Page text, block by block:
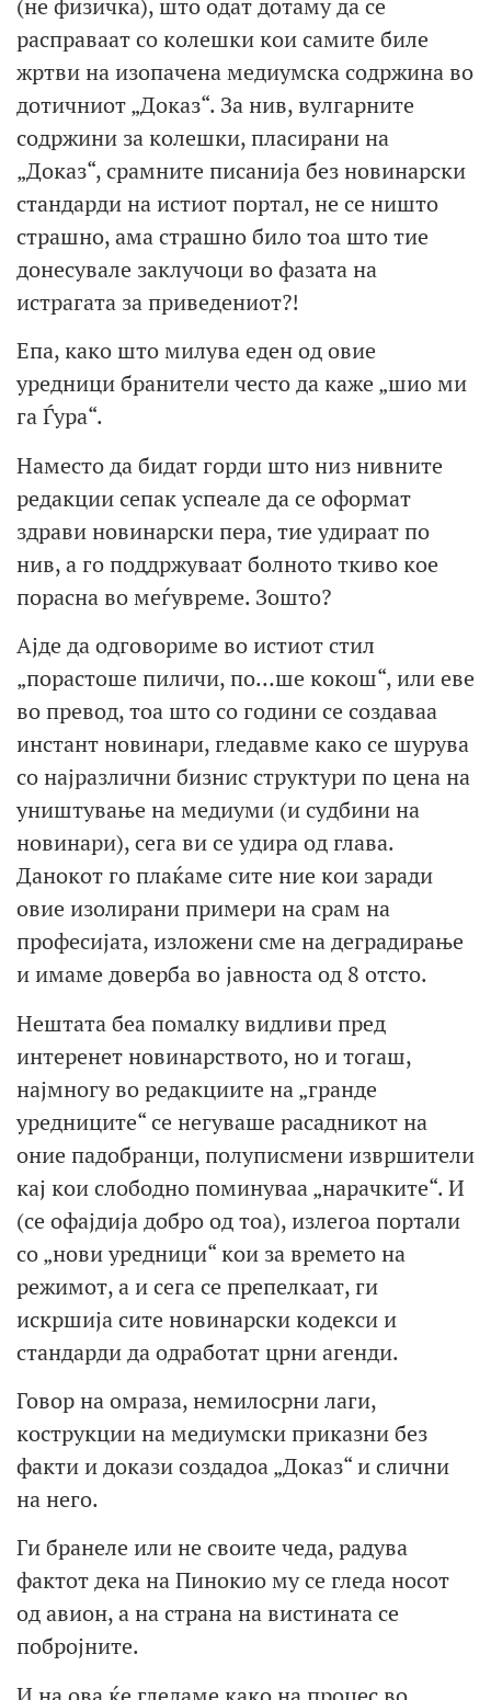
(не физичка), што одат дотаму да се
расправаат со колешки кои самите биле
жртви на изопачена медиумска содржина во
дотичниот „Доказ“. За нив, вулгарните
содржини за колешки, пласирани на
„Доказ“, срамните писанија без новинарски
стандарди на истиот портал, не се ништо
страшно, ама страшно било тоа што тие
донесувале заклучоци во фазата на
истрагата за приведениот?!
Епа, како што милува еден од овие
уредници бранители често да каже „шио ми
га Ѓура“.
Наместо да бидат горди што низ нивните
редакции сепак успеале да се оформат
здрави новинарски пера, тие удираат по
нив, а го поддржуваат болното ткиво кое
порасна во меѓувреме. Зошто?
Ајде да одговориме во истиот стил
„порастоше пиличи, по…ше кокош“, или еве
во превод, тоа што со години се создаваа
инстант новинари, гледавме како се шурува
со најразлични бизнис структури по цена на
уништување на медиуми (и судбини на
новинари), сега ви се удира од глава.
Данокот го плаќаме сите ние кои заради
овие изолирани примери на срам на
професијата, изложени сме на деградирање
и имаме доверба во јавноста од 8 отсто.
Нештата беа помалку видливи пред
интеренет новинарството, но и тогаш,
најмногу во редакциите на „гранде
уредниците“ се негуваше расадникот на
оние падобранци, полуписмени извршители
кај кои слободно поминуваа „нарачките“. И
(се офајдија добро од тоа), излегоа портали
со „нови уредници“ кои за времето на
режимот, а и сега се препелкаат, ги
искршија сите новинарски кодекси и
стандарди да одработат црни агенди.
Говор на омраза, немилосрни лаги,
кострукции на медиумски приказни без
факти и докази создадоа „Доказ“ и слични
на него.
Ги бранеле или не своите чеда, радува
фактот дека на Пинокио му се гледа носот
од авион, а на страна на вистината се
побројните.